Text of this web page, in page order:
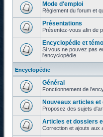
Mode d'emploi
Règlement du forum et
Présentations
Présentez-vous afin de
Encyclopédie et
Si vous ne pouvez pas
l'encyclopédie
Encyclopédie
Général
Fonctionnement de
Nouveaux articles et
Proposez des sujets
Articles et dossiers
Correction et ajouts aux